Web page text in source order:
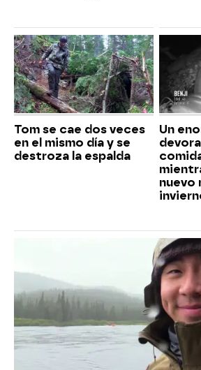
Tom se cae dos veces
en el mismo día y se
destroza la espalda
Un
nuevo